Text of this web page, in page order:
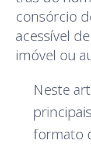
consórcio
acessível
imóvel ou
Neste
formato